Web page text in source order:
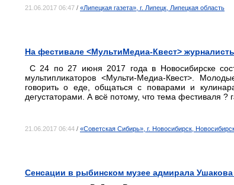
21.06.2017 06:47 / «Липецкая газета», г. Липецк, Липецкая область
На фестивале <МультиМедиа-Квест>
С 24 по 27 июня 2017 года в Новосибирске
мультипликаторов <Мульти-Медиа-Квест>.
говорить о еде, общаться с поварами и
дегустаторами. А всё потому, что тема фестиваля ?
21.06.2017 06:44 / «Советская Сибирь», г. Новосибирск,
Сенсации в рыбинском музее адмирала